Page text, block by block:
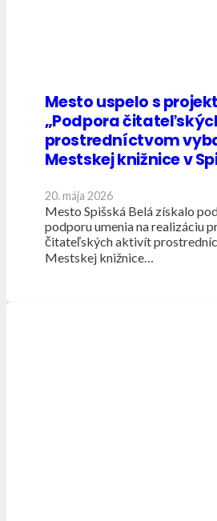
Mesto uspelo s
„Podpora
prostredníctvom
Mestskej knižnice v
20. mája 2026
Mesto Spišská Belá získalo
podporu umenia na realizáciu
čitateľských aktivít
Mestskej knižnice…